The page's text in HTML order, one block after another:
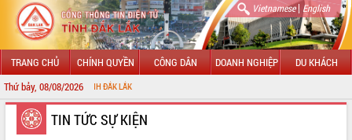
Vietnamese| English
TRANG CHỦ CHÍNH QUYỀN CÔNG DÂN DOANH NGHIỆP DU KHÁCH
Thứ bảy, 08/08/2026
GIỚI THIỆU TIN TỨC SỰ KIỆN